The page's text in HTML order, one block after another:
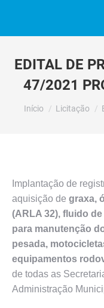
EDITAL DE
47/2021
Você está aqui:
Início Licitação
Implantação de
aquisição de graxa,
(ARLA 32), fluido
para manutenção
pesada,
equipamentos
de todas as
Administração